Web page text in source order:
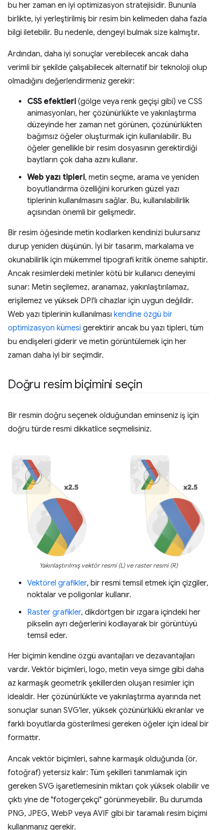
bu her zaman en iyi optimizasyon stratejisidir. Bununla
birlikte, iyi yerleştirilmiş bir resim bin kelimeden daha fazla
bilgi iletebilir. Bu nedenle, dengeyi bulmak size kalmıştır.
Ardından, daha iyi sonuçlar verebilecek ancak daha
verimli bir şekilde çalışabilecek alternatif bir teknoloji olup
olmadığını değerlendirmeniz gerekir:
CSS efektleri (gölge veya renk geçişi gibi) ve CSS
animasyonları, her çözünürlükte ve yakınlaştırma
düzeyinde her zaman net görünen, çözünürlükten
bağımsız öğeler oluşturmak için kullanılabilir. Bu
öğeler genellikle bir resim dosyasının gerektirdiği
baytların çok daha azını kullanır.
Web yazı tipleri, metin seçme, arama ve yeniden
boyutlandırma özelliğini korurken güzel yazı
tiplerinin kullanılmasını sağlar. Bu, kullanılabilirlik
açısından önemli bir gelişmedir.
Bir resim öğesinde metin kodlarken kendinizi bulursanız
durup yeniden düşünün. İyi bir tasarım, markalama ve
okunabilirlik için mükemmel tipografi kritik öneme sahiptir.
Ancak resimlerdeki metinler kötü bir kullanıcı deneyimi
sunar: Metin seçilemez, aranamaz, yakınlaştırılamaz,
erişilemez ve yüksek DPI'lı cihazlar için uygun değildir.
Web yazı tiplerinin kullanılması kendine özgü bir
optimizasyon kümesi gerektirir ancak bu yazı tipleri, tüm
bu endişeleri giderir ve metin görüntülemek için her
zaman daha iyi bir seçimdir.
Doğru resim biçimini seçin
Bir resmin doğru seçenek olduğundan eminseniz iş için
doğru türde resmi dikkatlice seçmelisiniz.
Yakınlaştırılmış vektör resmi (L) ve raster resmi (R)
Vektörel grafikler, bir resmi temsil etmek için çizgiler,
noktalar ve poligonlar kullanır.
Raster grafikler, dikdörtgen bir ızgara içindeki her
pikselin ayrı değerlerini kodlayarak bir görüntüyü
temsil eder.
Her biçimin kendine özgü avantajları ve dezavantajları
vardır. Vektör biçimleri, logo, metin veya simge gibi daha
az karmaşık geometrik şekillerden oluşan resimler için
idealdir. Her çözünürlükte ve yakınlaştırma ayarında net
sonuçlar sunan SVG'ler, yüksek çözünürlüklü ekranlar ve
farklı boyutlarda gösterilmesi gereken öğeler için ideal bir
formattır.
Ancak vektör biçimleri, sahne karmaşık olduğunda (ör.
fotoğraf) yetersiz kalır: Tüm şekilleri tanımlamak için
gereken SVG işaretlemesinin miktarı çok yüksek olabilir ve
çıktı yine de "fotogerçekçi" görünmeyebilir. Bu durumda
PNG, JPEG, WebP veya AVIF gibi bir taramalı resim biçimi
kullanmanız gerekir.